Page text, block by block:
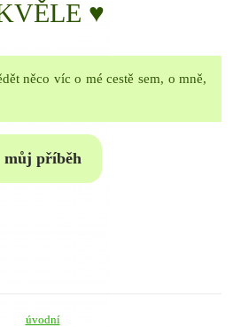
♥
něco víc o mé cestě sem, o mně,
můj příběh
úvodní